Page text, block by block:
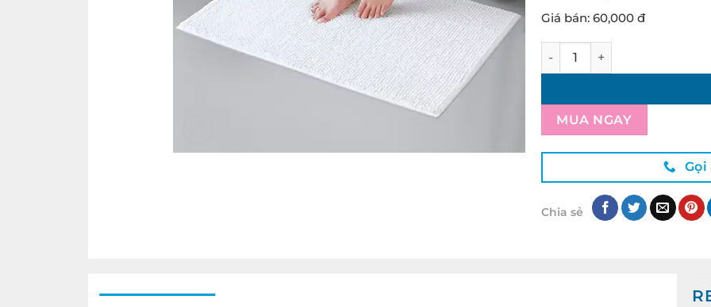
Giá bán: 60,000 đ
Thảm chân khách sạn
MUA NGAY
Gọi
Chia sẻ